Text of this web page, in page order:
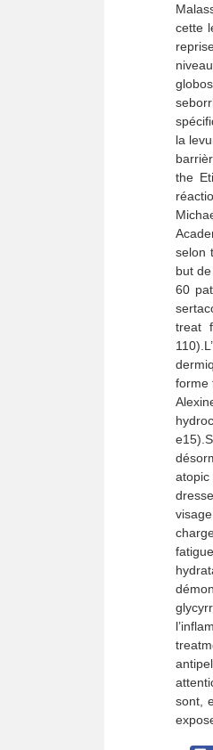
cette
la
the
selon
but
60
treat
forme
sont,